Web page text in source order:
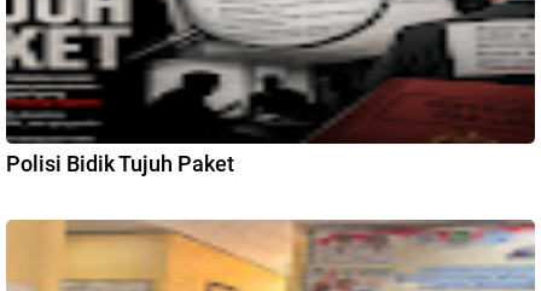
Polisi Bidik Tujuh Paket